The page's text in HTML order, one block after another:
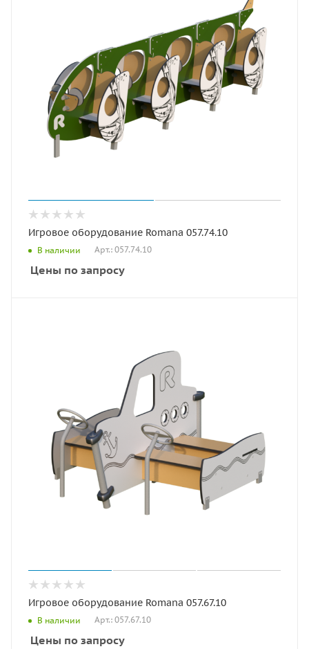
Игровое оборудование Romana 057.74.10
В наличии Арт.: 057.74.10
Цены по запросу
Игровое оборудование Romana 057.67.10
В наличии Арт.: 057.67.10
Цены по запросу